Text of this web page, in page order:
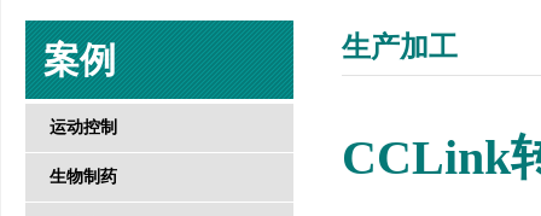
案例
运动控制
生物制药
生产加工
CCLink